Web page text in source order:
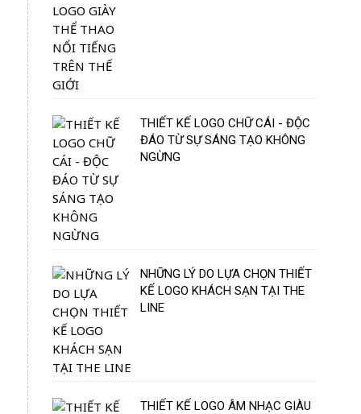
THIẾT KẾ LOGO CHỮ CÁI - ĐỘC
ĐÁO TỪ SỰ SÁNG TẠO KHÔNG
NGỪNG
NHỮNG LÝ DO LỰA CHỌN THIẾT
KẾ LOGO KHÁCH SẠN TẠI THE
LINE
THIẾT KẾ LOGO ÂM NHẠC GIÀU